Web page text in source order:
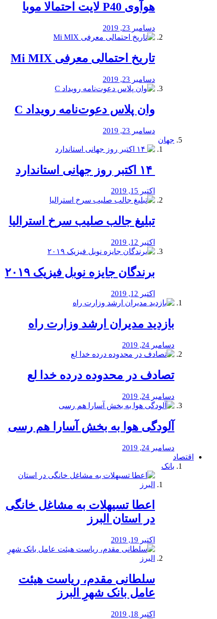
هوآوی P40 لایت احتمالا موبا
دسامبر 23, 2019
تاریخ احتمالی معرفی Mi MIX
دسامبر 23, 2019
وان پلاس دعوت‌نامه رویداد C
دسامبر 23, 2019
جهان
اکتبر 15, 2019
تبلیغ جالب صلیب سرخ استرالیا
اکتبر 12, 2019
برندگان جایزه نوبل فیزیک ۲۰۱۹
اکتبر 12, 2019
بازدید مدیران ارشد وزارت راه
دسامبر 24, 2019
تصادف در محدوده درده خدا لع
دسامبر 24, 2019
آلودگی هوا به بخش آسارا هم رسی
دسامبر 24, 2019
اقتصاد
بانک
️اعطا تسیهلات به مشاغل خانگی
در استان البرز
اکتبر 19, 2019
سلطانی مقدم، ریاست هیئت
عامل بانک شهرِ البرز
اکتبر 18, 2019